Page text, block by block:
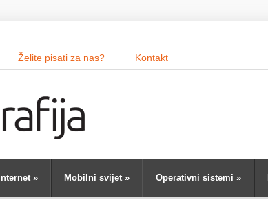
Želite pisati za nas? Kontakt
Internet» Mobilni svijet» Operativni sistemi »